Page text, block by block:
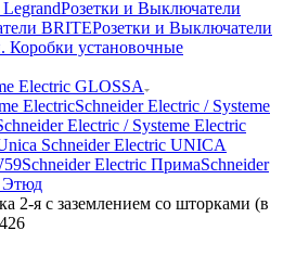
Розетки и Выключатели
BRITEРозетки и Выключатели
Коробки установочные
Electric GLOSSA
ElectricSchneider Electric / Systeme
Electric / Systeme Electric
Schneider Electric UNICA
Schneider Electric ПримаSchneider
Этюд
2-я с заземлением со шторками (в